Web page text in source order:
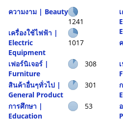
ความงาม | Beauty
1241
เครื่องใช้ไฟฟ้า |
Electric
Equipment
1017
เฟอร์นิเจอร์ |
Furniture
308
สินค้าอื่นๆทั่วไป |
General Product
301
การศึกษา |
Education
53